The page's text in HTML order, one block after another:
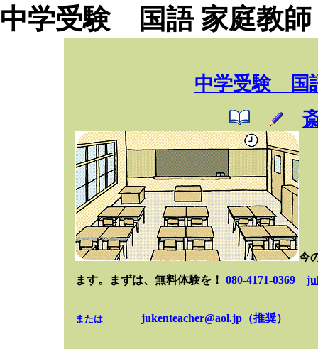
中学受験 国語 家庭教師
中学受験国
今
ます。まずは、無料体験を！ 080-4171-0369
または jukenteacher@aol.jp （推奨）